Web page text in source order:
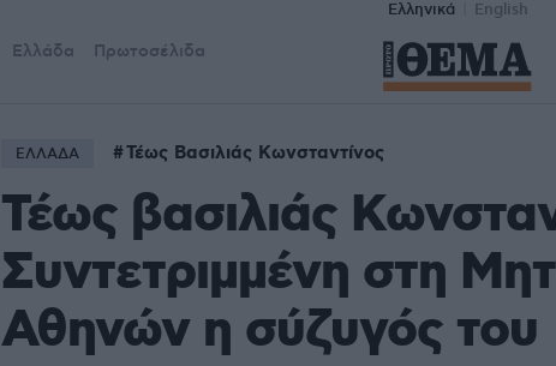
Ελληνικά English
Ελλάδα Πρωτοσέλιδα
ΕΛΛΑΔΑ Τέως Βασιλιάς Κωνσταντίνος
Τέως βασιλιάς
Συντετριμμένη στη
Αθηνών η σύζυγός του